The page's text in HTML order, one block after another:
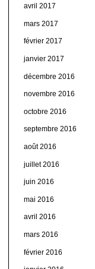
avril 2017
mars 2017
février 2017
janvier 2017
décembre 2016
novembre 2016
octobre 2016
septembre 2016
août 2016
juillet 2016
juin 2016
mai 2016
avril 2016
mars 2016
février 2016